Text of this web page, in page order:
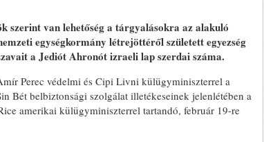
szerint van lehetőség a tárgyalásokra az alakuló
egységkormány létrejöttéről született egyezség
a Jediót Ahronót izraeli lap szerdai száma.
Perec védelmi és Cipi Livni külügyminiszterrel a
Bét belbiztonsági szolgálat illetékeseinek jelenlétében a
amerikai külügyminiszterrel tartandó, február 19-re